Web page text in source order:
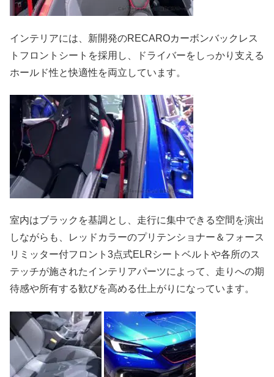
インテリアには、新開発のRECAROカーボンバックレス
トフロントシートを採用し、ドライバーをしっかり支える
ホールド性と快適性を両立しています。
室内はブラックを基調とし、走行に集中できる空間を演出
しながらも、レッドカラーのプリテンショナー＆フォース
リミッター付フロント3点式ELRシートベルトや各所のス
テッチが施されたインテリアパーツによって、走りへの期
待感や所有する歓びを高める仕上がりになっています。